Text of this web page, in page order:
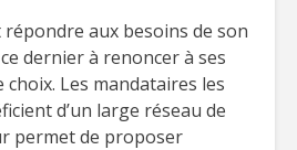
aux besoins de son
dernier à renoncer à ses
Les mandataires les
d’un large réseau de
permet de proposer